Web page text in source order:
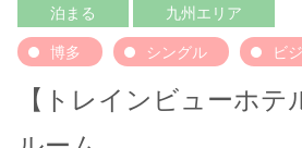
泊まる 九州エリア
博多 シングル ビ
【トレインビューホ